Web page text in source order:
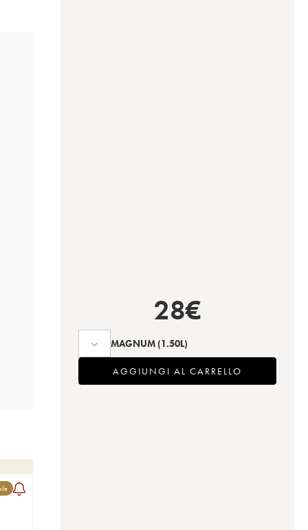
28€
MAGNUM (1.50L)
AGGIUNGI AL CARRELLO